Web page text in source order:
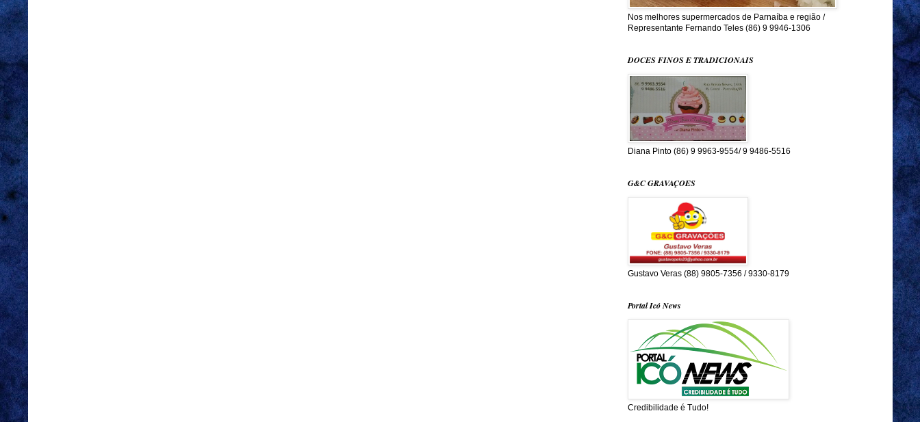
Nos melhores supermercados de Parnaíba e região /
Representante Fernando Teles (86) 9 9946-1306
DOCES FINOS E TRADICIONAIS
Diana Pinto (86) 9 9963-9554/ 9 9486-5516
G&C GRAVAÇOES
Gustavo Veras (88) 9805-7356 / 9330-8179
Portal Icó News
Credibilidade é Tudo!